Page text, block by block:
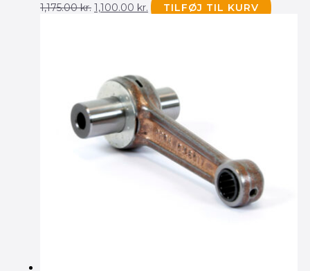
1,175.00kr. 1,100.00 kr. TILFØJ TIL KURV